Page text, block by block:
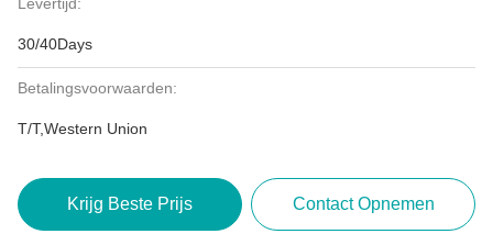
30/40Days
Betalingsvoorwaarden:
T/T,Western Union
Krijg Beste Prijs Contact Opnemen